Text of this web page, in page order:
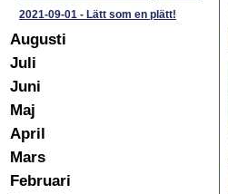
2021-09-01 - Lätt som en plätt!
Augusti
Juli
Juni
Maj
April
Mars
Februari